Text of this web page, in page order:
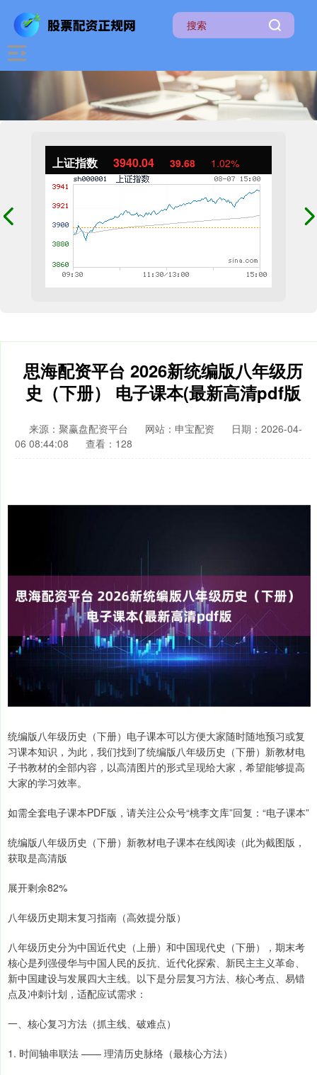
上证指数 3940.04 39.68 1.02%
思海配资平台 2026新统编版八年级历
史（下册） 电子课本(最新高清pdf版
来源：聚赢盘配资平台 网站：申宝配资
日期：2026-04-
06 08:44:08
查看：128
统编版八年级历史（下册）电子课本可以方便大家随时随地预习或复
习课本知识，为此，我们找到了统编版八年级历史（下册）新教材电
子书教材的全部内容，以高清图片的形式呈现给大家，希望能够提高
大家的学习效率。
如需全套电子课本PDF版，请关注公众号“桃李文库”回复：“电子课本”
统编版八年级历史（下册）新教材电子课本在线阅读（此为截图版，
获取是高清版
展开剩余82%
八年级历史期末复习指南（高效提分版）
八年级历史分为中国近代史（上册）和中国现代史（下册），期末考
核心是列强侵华与中国人民的反抗、近代化探索、新民主主义革命、
新中国建设与发展四大主线。以下是分层复习方法、核心考点、易错
点及冲刺计划，适配应试需求：
一、核心复习方法（抓主线、破难点）
1. 时间轴串联法 —— 理清历史脉络（最核心方法）